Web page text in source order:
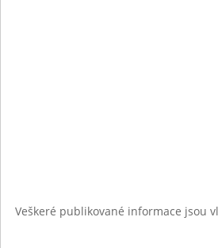
Veškeré publikované informace jsou